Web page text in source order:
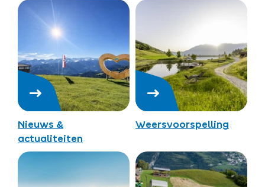
Nieuws &
actualiteiten
Weersvoorspelling